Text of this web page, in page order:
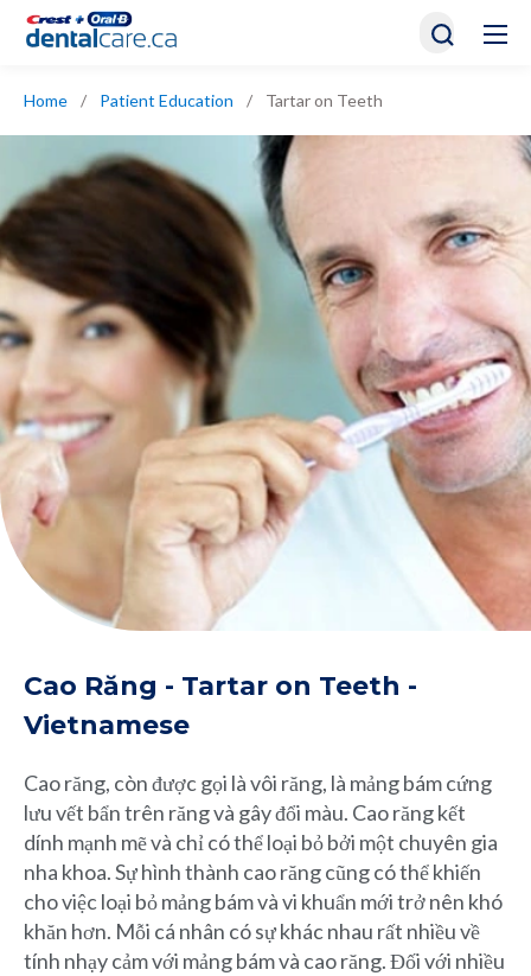
Home / Patient Education / Tartar on Teeth
Cao Răng - Tartar on Teeth -
Vietnamese
Cao răng, còn được gọi là vôi răng, là mảng bám cứng
lưu vết bẩn trên răng và gây đổi màu. Cao răng kết
dính mạnh mẽ và chỉ có thể loại bỏ bởi một chuyên gia
nha khoa. Sự hình thành cao răng cũng có thể khiến
cho việc loại bỏ mảng bám và vi khuẩn mới trở nên khó
khăn hơn. Mỗi cá nhân có sự khác nhau rất nhiều về
tính nhạy cảm với mảng bám và cao răng. Đối với nhiều